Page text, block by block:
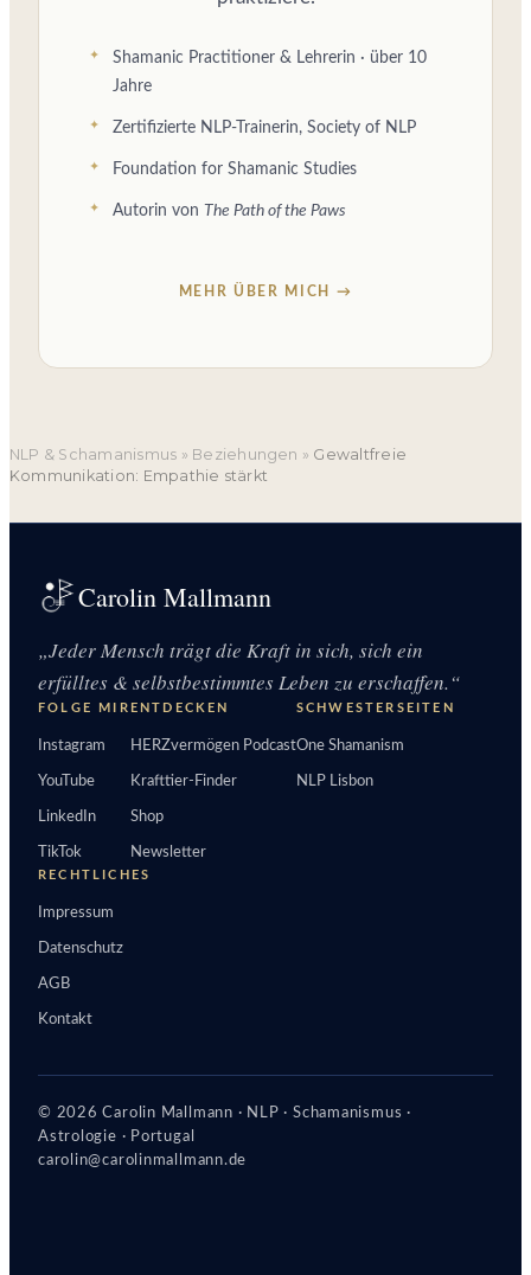
Shamanic Practitioner & Lehrerin · über 10
Jahre
Zertifizierte NLP-Trainerin, Society of NLP
Foundation for Shamanic Studies
Autorin von The Path of the Paws
MEHR ÜBER MICH →
NLP & Schamanismus » Beziehungen » Gewaltfreie
Kommunikation: Empathie stärkt
Carolin Mallmann
„Jeder Mensch trägt die Kraft in sich, sich ein
erfülltes & selbstbestimmtes Leben zu erschaffen.“
FOLGE MIR
Instagram
YouTube
LinkedIn
TikTok
ENTDECKEN
HERZvermögen Podcast
Krafttier-Finder
Shop
Newsletter
SCHWESTERSEITEN
One Shamanism
NLP Lisbon
RECHTLICHES
Impressum
Datenschutz
AGB
Kontakt
© 2026 Carolin Mallmann · NLP · Schamanismus ·
Astrologie · Portugal
carolin@carolinmallmann.de